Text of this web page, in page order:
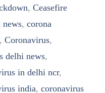
, Ceasefire
news, corona
, Coronavirus,
delhi news,
in delhi ncr,
india, coronavirus